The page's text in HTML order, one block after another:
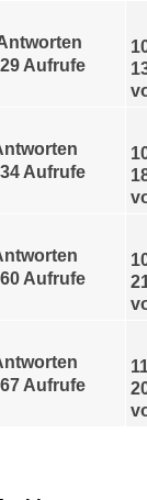
Aufrufe
Aufrufe
Aufrufe
Aufrufe